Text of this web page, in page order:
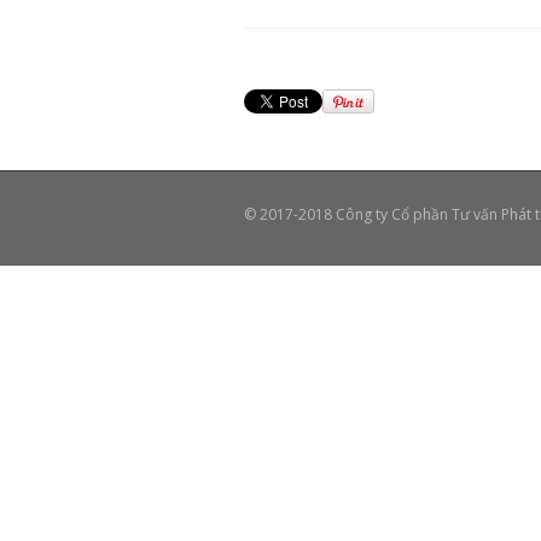
© 2017-2018 Công ty Cổ phần Tư vấn Phát